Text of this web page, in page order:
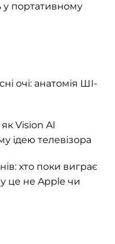
у портативному
очі: анатомія ШІ-
Vision AI
ідею телевізора
хто поки виграє
це не Apple чи